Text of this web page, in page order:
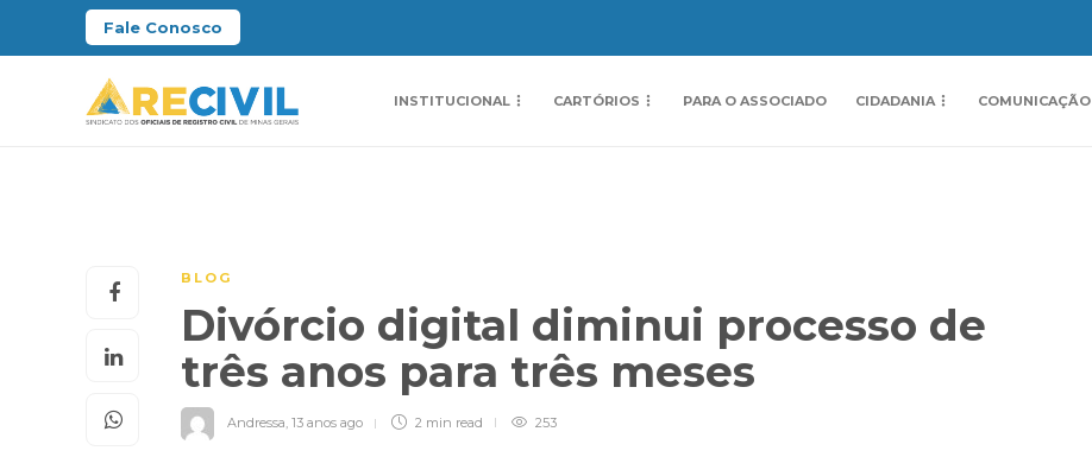
Fale Conosco
INSTITUCIONAL CARTÓRIOS PARA O ASSOCIADO CIDADANIA COMUNICAÇÃO
BLOG
Divórcio digital diminui processo de
três anos para três meses
Andressa, 13 anos ago 2 min read 253